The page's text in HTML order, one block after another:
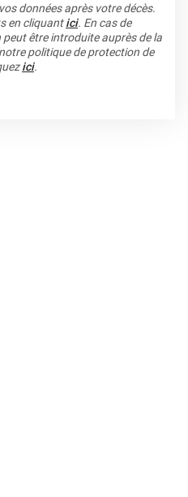
données après votre décès.
en cliquantici. En cas de
être introduite auprès de la
politique de protection de
ici.